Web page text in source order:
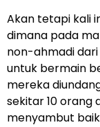
Akan tetapi kali
dimana pada
non-ahmadi
untuk bermain
mereka
sekitar 10
menyambut